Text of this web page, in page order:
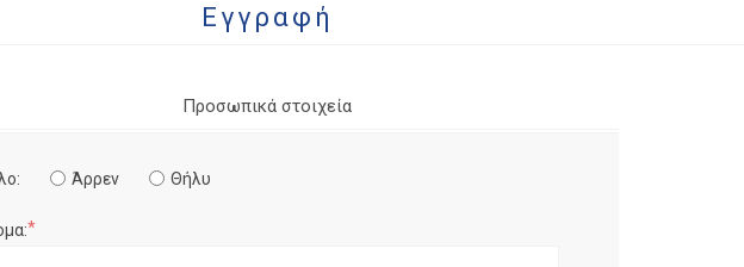
Εγγραφή
Προσωπικά στοιχεία
Άρρεν Θήλυ
*